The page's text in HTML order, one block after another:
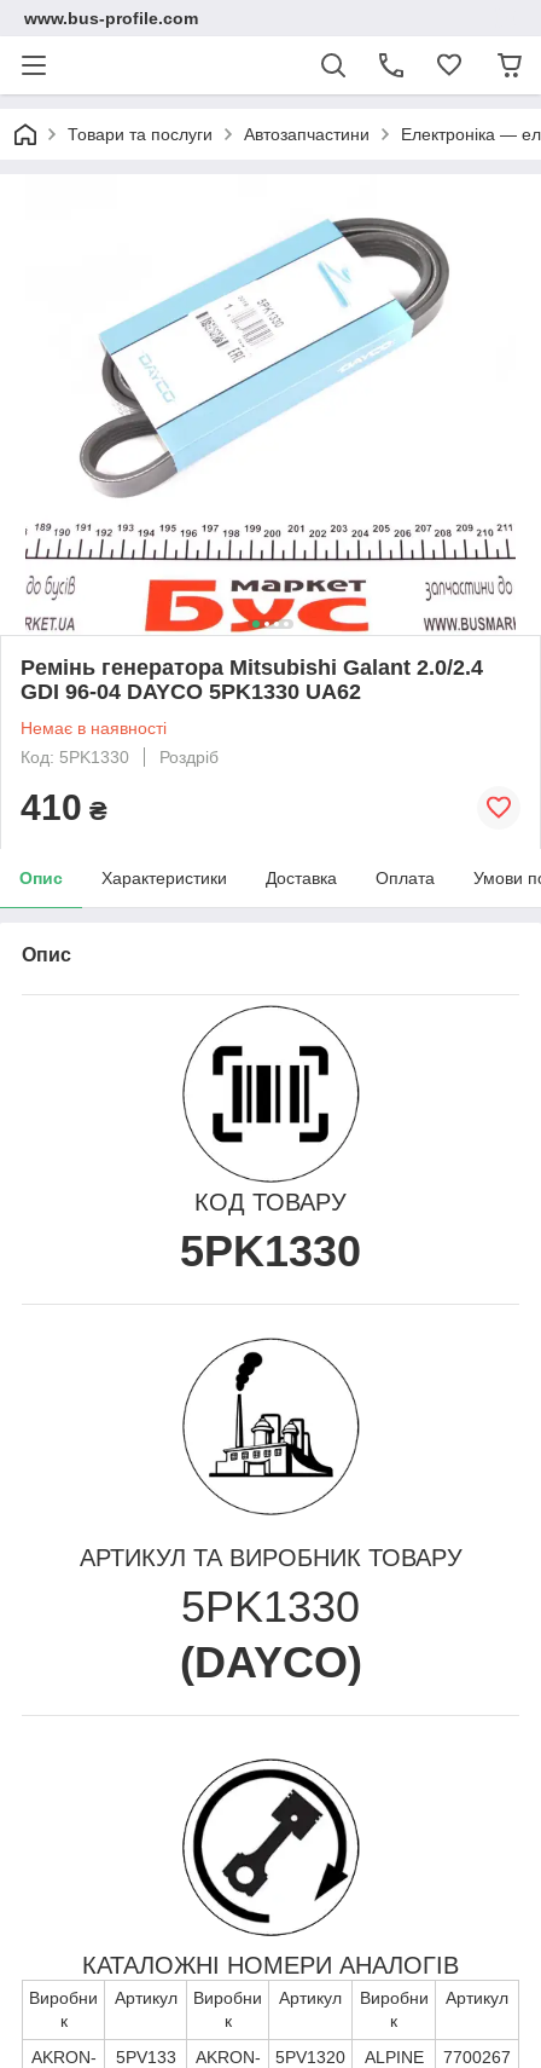
www.bus-profile.com
Товари та послуги Автозапчастини Електроніка —
Ремінь генератора Mitsubishi Galant 2.0/2.4
GDI 96-04 DAYCO 5PK1330 UA62
Немає в наявності
Код: 5PK1330
Роздріб
410 ₴
Опис Характеристики Доставка Оплата Умови
Опис
КОД ТОВАРУ
5PK1330
АРТИКУЛ ТА ВИРОБНИК ТОВАРУ
5PK1330
(DAYCO)
КАТАЛОЖНІ НОМЕРИ АНАЛОГІВ
Виробни
к
Артикул
Виробни
к
Артикул
Виробни
к
Артикул
AKRON-
5PV133
AKRON-
5PV1320 ALPINE
7700267